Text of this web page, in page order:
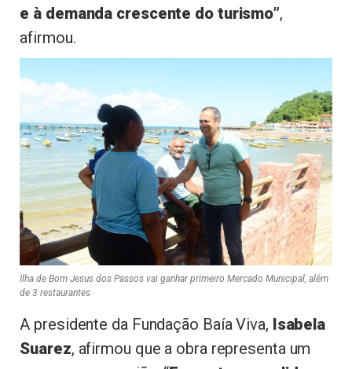
e à demanda crescente do turismo”,
afirmou.
Ilha de Bom Jesus dos Passos vai ganhar primeiro Mercado Municipal, além
de 3 restaurantes
A presidente da Fundação Baía Viva, Isabela
Suarez, afirmou que a obra representa um